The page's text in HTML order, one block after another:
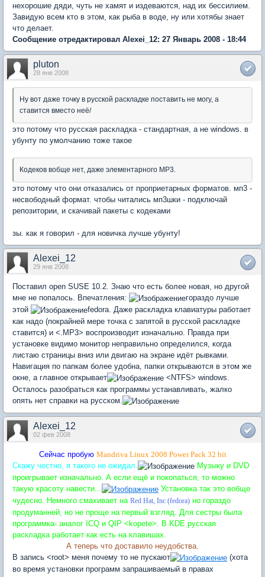
нехорошие дяди, чуть не хамят и издеваются, над их бессилием.
Завидую всем кто в этом, как рыба в воде, ну или хотябы знает
что делает.
Сообщение отредактировал Alexei_12: 27 Январь 2008 - 18:44
pluton
28 янв 2008
Ну вот даже точку в русской раскладке поставить не могу, а
ставится вместо неё/
это потому что русская раскладка - стандартная, а не windows. в
убунту по умолчанию тоже такое
Кодеков вобще нет, даже элементарного MP3.
это потому что они отказались от проприетарных форматов. мп3 -
несвободный формат. чтобы читались мп3шки - подключай
репозитории, и скачивай пакеты с кодеками
зы. как я говорил - для новичка лучше убунту!
Alexei_12
29 янв 2008
Поставил open SUSE 10.2. Знаю что есть более новая, но другой
мне не попалось. Впечатления:
гораздо лучше
этой
fedora. Даже раскладка клавиатуры работает
как надо (покрайней мере точка с запятой в русской раскладке
ставится) и <.MP3> воспроизводит изначально. Правда при
установке видимо монитор неправильно определился, когда
листаю страницы вниз или двигаю на экране идёт рывками.
Навигация по папкам более удобна, папки открываются в этом же
окне, а главное открывает
<NTFS> windows.
Осталось разобраться как программы устанавливать, жалко
опять нет справки на русском.
Alexei_12
02 фев 2008
Сейчас пробую Mandriva Linux 2008 Power Pack 32 bit
Скажу честно, я такого не ожидал.
Музыку и DVD
проигрывает изначально. А если ещё и покопаться, то можно
такую красоту навести...
Установка так это вобще
чудесно. Немного смахивает на Red Hat, Inc (fedora) но гораздо
продуманней, но не проще на первый взгляд. Для сестры была
программка- аналог ICQ и QIP <kopete>. В KDE русская
раскладка работает как есть на клавишах.
А теперь что доставило неудобства.
В запись <root> меня почему то не пускают
(хота
во время установки программ запрашиваемый в правах